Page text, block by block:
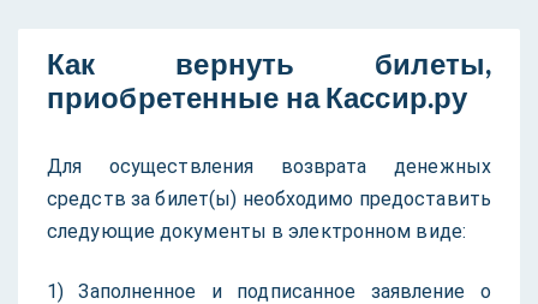
Как вернуть билеты,
приобретенные на Кассир.ру
Для осуществления возврата денежных
средств за билет(ы) необходимо предоставить
следующие документы в электронном виде:
1) Заполненное и подписанное заявление о